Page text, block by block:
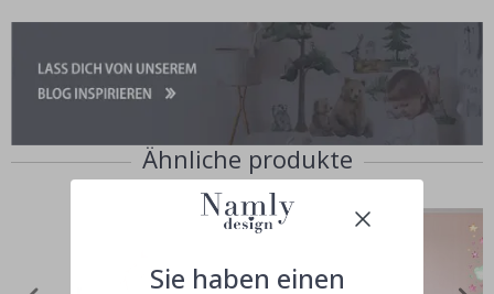
Ähnliche produkte
Sie haben einen